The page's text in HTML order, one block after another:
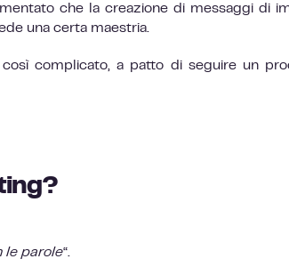
che la creazione di messaggi di
una certa maestria.
complicato, a patto di seguire un
le parole“.